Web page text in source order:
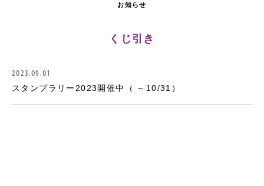
お知らせ
くじ引き
2023.09.01
スタンプラリー2023開催中（ ～10/31）